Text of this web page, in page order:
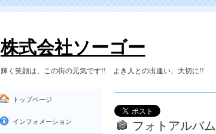
株式会社ソーゴー
輝く笑顔は、この街の元気です!! よき人との出逢い、大切に!!
フォトアルバム
トップページ
インフォメーション